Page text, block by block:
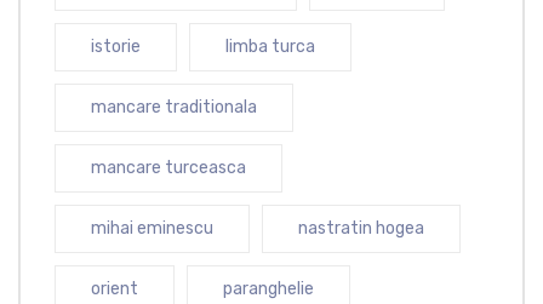
istorie limba turca
mancare traditionala
mancare turceasca
mihai eminescu nastratin hogea
orient paranghelie